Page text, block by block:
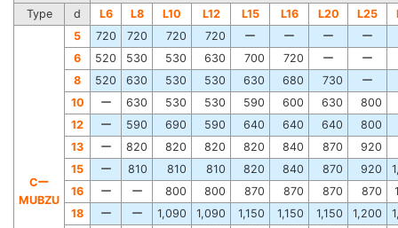
Type
d L6 L8 L10 L12 L15 L16 L20 L25
Cー
MUBZU
5 720 720 720 720 ー ー ー
ー
6
520 530 530 630 700 720 ー
ー
8
520 630 530 530 630 680 730
ー
10
ー 630 530 530 590 600 630
800
12
ー 590 690 590 640 640 640
800
13
ー 820 820 820 820 840 870
920
15
ー 810 810 810 820 840 870 920
16
ー ー 800 800 870 870 870 870
18
ー ー 1,090 1,090 1,150 1,150 1,150 1,200